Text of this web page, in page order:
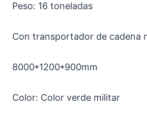
Peso: 16 toneladas
Con transportador de cadena
8000*1200*900mm
Color: Color verde militar